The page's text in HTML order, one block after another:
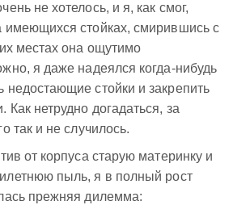
не хотелось, и я, как смог,
имеющихся стойках, смирившись с
местах она ощутимо
я даже надеялся когда-нибудь
недостающие стойки и закрепить
Как нетрудно догадаться, за
так и не случилось.
от корпуса старую материнку и
пыль, я в полный рост
прежняя дилемма: